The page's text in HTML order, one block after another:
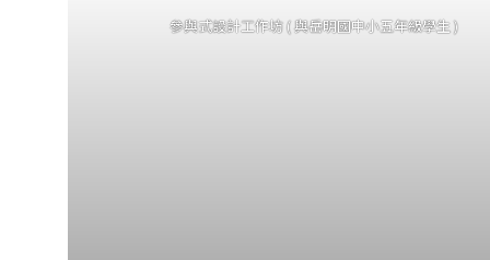
參與式設計工作坊 ( 與岳明國中小五年級學生 )